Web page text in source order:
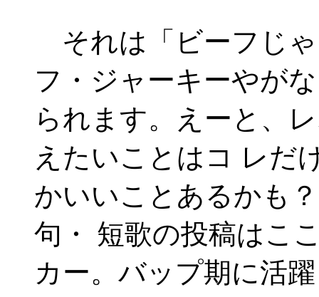
それは「ビーフじ
フ・ジャーキーやが
られます。えーと、
えたいことはコ レだ
かいいことあるかも
句・ 短歌の投稿はこ
カー。バップ期に活